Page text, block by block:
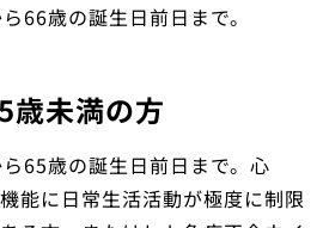
66歳の誕生日前日まで。
歳未満の方
65歳の誕生日前日まで。心
能に日常生活活動が極度に制限